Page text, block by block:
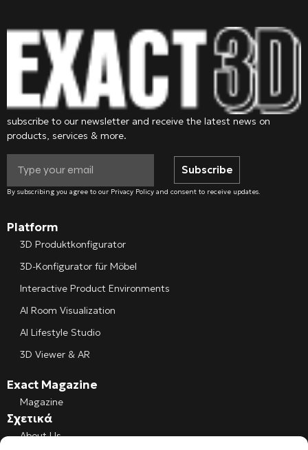
subscribe to our newsletter and receive the latest news on
products, services & more.
Subscribe
By subscribing you agree to our Privacy Policy and consent to receive updates.
Platform
3D Produktkonfigurator
3D-Konfigurator für Möbel
Interactive Product Environments
AI Room Visualization
AI Lifestyle Studio
3D Viewer & AR
Exact Magazine
Magazine
Σχετικά
About Us